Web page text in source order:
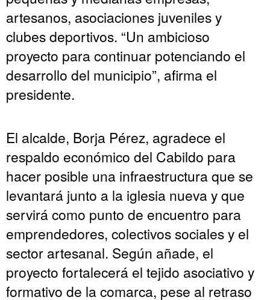
artesanos, asociaciones juveniles y
clubes deportivos. “Un ambicioso
proyecto para continuar potenciando el
desarrollo del municipio”, afirma el
presidente.
El alcalde, Borja Pérez, agradece el
respaldo económico del Cabildo para
hacer posible una infraestructura que se
levantará junto a la iglesia nueva y que
servirá como punto de encuentro para
emprendedores, colectivos sociales y el
sector artesanal. Según añade, el
proyecto fortalecerá el tejido asociativo y
formativo de la comarca, pese al retraso